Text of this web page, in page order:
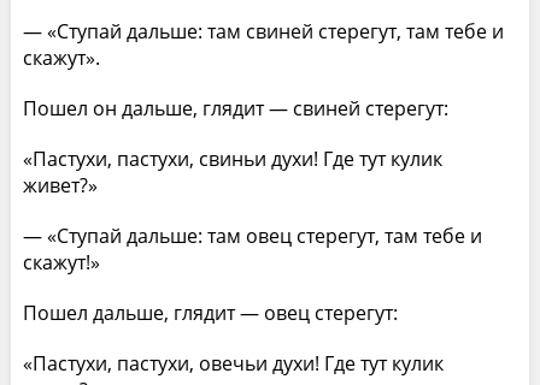
— «Ступай дальше: там свиней стерегут, там тебе и
скажут».
Пошел он дальше, глядит — свиней стерегут:
«Пастухи, пастухи, свиньи духи! Где тут кулик
живет?»
— «Ступай дальше: там овец стерегут, там тебе и
скажут!»
Пошел дальше, глядит — овец стерегут:
«Пастухи, пастухи, овечьи духи! Где тут кулик